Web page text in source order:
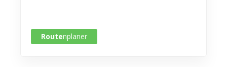
Routenplaner